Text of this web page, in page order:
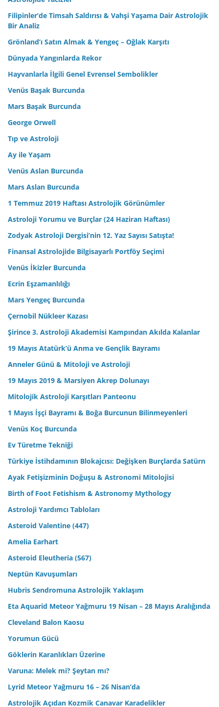
Filipinler’de Timsah Saldırısı & Vahşi Yaşama Dair Astrolojik
Bir Analiz
Grönland’ı Satın Almak & Yengeç – Oğlak Karşıtı
Dünyada Yangınlarda Rekor
Hayvanlarla İlgili Genel Evrensel Sembolikler
Venüs Başak Burcunda
Mars Başak Burcunda
George Orwell
Tıp ve Astroloji
Ay ile Yaşam
Venüs Aslan Burcunda
Mars Aslan Burcunda
1 Temmuz 2019 Haftası Astrolojik Görünümler
Astroloji Yorumu ve Burçlar (24 Haziran Haftası)
Zodyak Astroloji Dergisi’nin 12. Yaz Sayısı Satışta!
Finansal Astrolojide Bilgisayarlı Portföy Seçimi
Venüs İkizler Burcunda
Ecrin Eşzamanlılığı
Mars Yengeç Burcunda
Çernobil Nükleer Kazası
Şirince 3. Astroloji Akademisi Kampından Akılda Kalanlar
19 Mayıs Atatürk’ü Anma ve Gençlik Bayramı
Anneler Günü & Mitoloji ve Astroloji
19 Mayıs 2019 & Marsiyen Akrep Dolunayı
Mitolojik Astroloji Karşıtları Panteonu
1 Mayıs İşçi Bayramı & Boğa Burcunun Bilinmeyenleri
Venüs Koç Burcunda
Ev Türetme Tekniği
Türkiye İstihdamının Blokajcısı: Değişken Burçlarda Satürn
Ayak Fetişizminin Doğuşu & Astronomi Mitolojisi
Birth of Foot Fetishism & Astronomy Mythology
Astroloji Yardımcı Tabloları
Asteroid Valentine (447)
Amelia Earhart
Asteroid Eleutheria (567)
Neptün Kavuşumları
Hubris Sendromuna Astrolojik Yaklaşım
Eta Aquarid Meteor Yağmuru 19 Nisan – 28 Mayıs Aralığında
Cleveland Balon Kaosu
Yorumun Gücü
Göklerin Karanlıkları Üzerine
Varuna: Melek mi? Şeytan mı?
Lyrid Meteor Yağmuru 16 – 26 Nisan’da
Astrolojik Açıdan Kozmik Canavar Karadelikler